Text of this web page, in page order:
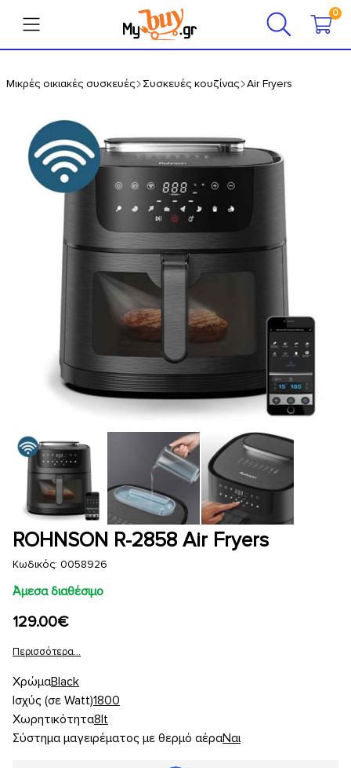
0
0
Εικόνα-Ήχος
Μικρές οικιακές συσκευές
Μεγάλες οικιακές συσκευές
Προσωπική Φροντίδα
Κλιματισμός-Θέρμανση
Πληροφορική
Τηλεφωνία & Smart Home
Φωτογραφία - Video
Gaming - Hobbies
Επικοινωνία:
Mybuy.gr
Καραϊσκάκη 4
Τηλέφωνο: 2441023390
Email: info@mybuy.gr
Μικρές οικιακές συσκευές Συσκευές κουζίνας Air Fryers
ROHNSON R-2858 Air Fryers
Κωδικός: 0058926
Άμεσα διαθέσιμο
129.00€
Περισσότερα...
ΧρώμαBlack
Ισχύς (σε Watt)1800
Χωρητικότητα8lt
Σύστημα μαγειρέματος με θερμό αέραΝαι